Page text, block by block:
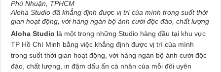
Aloha Studio đã khẳng định được vị trí của mình trong suốt thời
gian hoạt động, với hàng ngàn bộ ảnh cưới độc đáo, chất lượng
Aloha Studio là một trong những Studio hàng đầu tại khu vực
TP Hồ Chí Minh bằng việc khẳng định được vị trí của mình
trong suốt thời gian hoạt động, với hàng ngàn bộ ảnh cưới độc
đáo, chất lượng, in đậm dấu ấn cá nhân của mỗi đôi uyên